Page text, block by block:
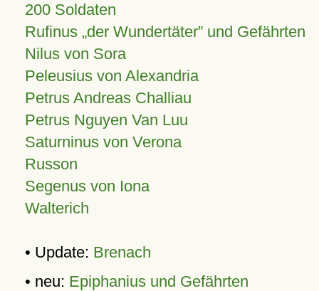
200 Soldaten
Rufinus „der Wundertäter” und Gefährten
Nilus von Sora
Peleusius von Alexandria
Petrus Andreas Challiau
Petrus Nguyen Van Luu
Saturninus von Verona
Russon
Segenus von Iona
Walterich
• Update: Brenach
• neu: Epiphanius und Gefährten